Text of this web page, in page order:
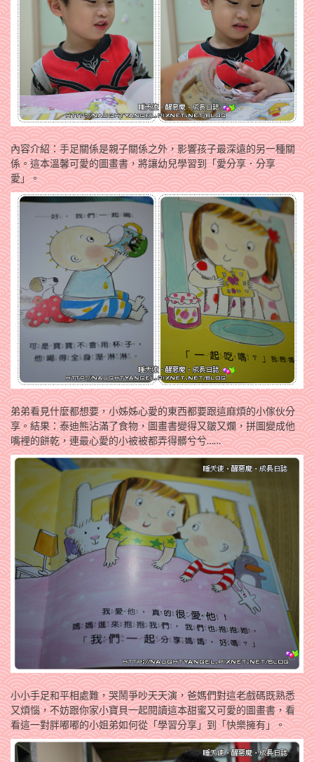
內容介紹：手足關係是親子關係之外，影響孩子最深遠的另一種關
係。這本溫馨可愛的圖畫書，將讓幼兒學習到「愛分享．分享
愛」。
弟弟看見什麼都想要，小姊姊心愛的東西都要跟這麻煩的小傢伙分
享。結果：泰迪熊沾滿了食物，圖畫書變得又皺又爛，拼圖變成他
嘴裡的餅乾，連最心愛的小被被都弄得髒兮兮……
小小手足和平相處難，哭鬧爭吵天天演，爸媽們對這老戲碼既熟悉
又煩惱，不妨跟你家小寶貝一起閱讀這本甜蜜又可愛的圖畫書，看
看這一對胖嘟嘟的小姐弟如何從「學習分享」到「快樂擁有」。